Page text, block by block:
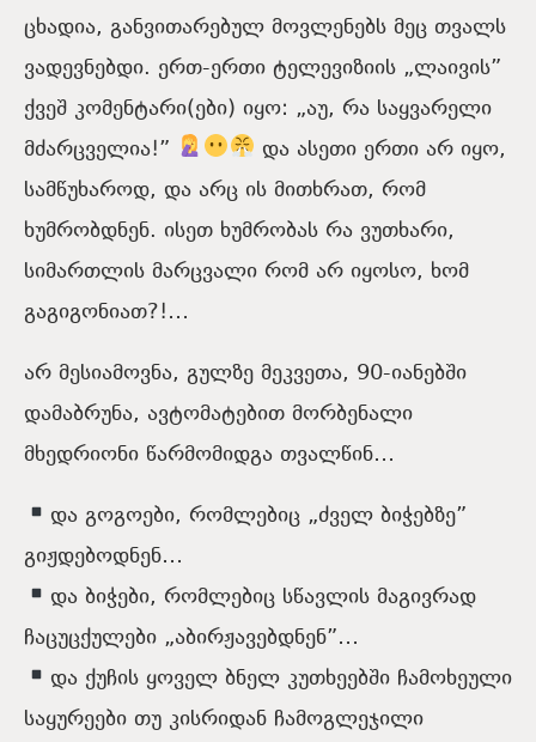
ცხადია, განვითარებულ მოვლენებს მეც თვალს
ვადევნებდი. ერთ-ერთი ტელევიზიის „ლაივის”
ქვეშ კომენტარი(ები) იყო: „აუ, რა საყვარელი
მძარცველია!”
და ასეთი ერთი არ იყო,
სამწუხაროდ, და არც ის მითხრათ, რომ
ხუმრობდნენ. ისეთ ხუმრობას რა ვუთხარი,
სიმართლის მარცვალი რომ არ იყოსო, ხომ
გაგიგონიათ?!…
არ მესიამოვნა, გულზე მეკვეთა, 90-იანებში
დამაბრუნა, ავტომატებით მორბენალი
მხედრიონი წარმომიდგა თვალწინ…
და გოგოები, რომლებიც „ძველ ბიჭებზე”
გიჟდებოდნენ…
და ბიჭები, რომლებიც სწავლის მაგივრად
ჩაცუცქულები „აბირჟავებდნენ”…
და ქუჩის ყოველ ბნელ კუთხეებში ჩამოხეული
საყურეები თუ კისრიდან ჩამოგლეჯილი